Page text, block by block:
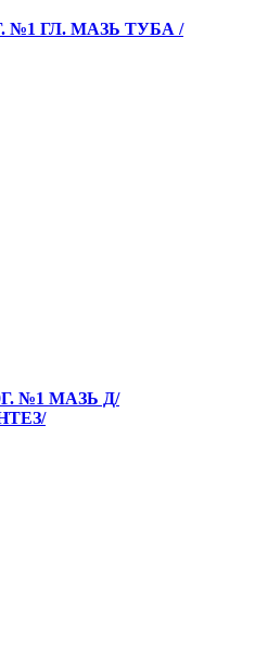
№1 ГЛ. МАЗЬ ТУБА /
№1 МАЗЬ Д/